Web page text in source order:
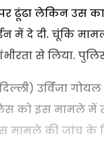
ढूंढा लेकिन उस का
में दे दी. चूंकि
से लिया.
दिल्ली) उर्विजा
को इस मामले में
इस मामले की जांच